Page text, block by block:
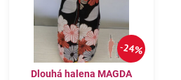
24%
Dlouhá halena MAGDA